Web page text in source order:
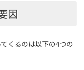
因
くるのは以下の4つの